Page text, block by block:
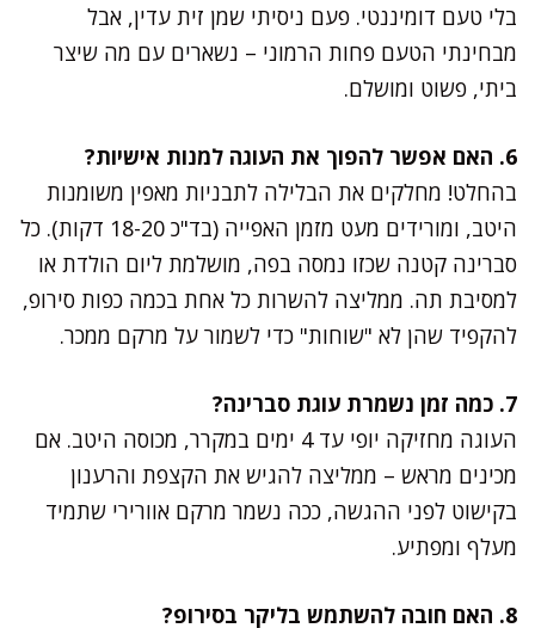
בלי טעם דומיננטי. פעם ניסיתי שמן זית עדין, אבל
מבחינתי הטעם פחות הרמוני – נשארים עם מה שיצר
ביתי, פשוט ומושלם.
6. האם אפשר להפוך את העוגה למנות אישיות?
בהחלט! מחלקים את הבלילה לתבניות מאפין משומנות
היטב, ומורידים מעט מזמן האפייה (בד"כ 18-20 דקות). כל
סברינה קטנה שכזו נמסה בפה, מושלמת ליום הולדת או
למסיבת תה. ממליצה להשרות כל אחת בכמה כפות סירופ,
להקפיד שהן לא "שוחות" כדי לשמור על מרקם ממכר.
7. כמה זמן נשמרת עוגת סברינה?
העוגה מחזיקה יופי עד 4 ימים במקרר, מכוסה היטב. אם
מכינים מראש – ממליצה להגיש את הקצפת והרענון
בקישוט לפני ההגשה, ככה נשמר מרקם אוורירי שתמיד
מעלף ומפתיע.
8. האם חובה להשתמש בליקר בסירופ?